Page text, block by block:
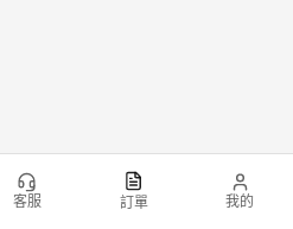
客服 訂單 我的